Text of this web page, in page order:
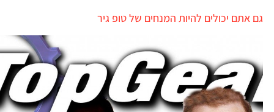
גם אתם יכולים להיות המנחים של טופ גיר